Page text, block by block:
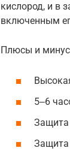
кислород, и в
включенным
Плюсы и
5‒6
Защита
Защита